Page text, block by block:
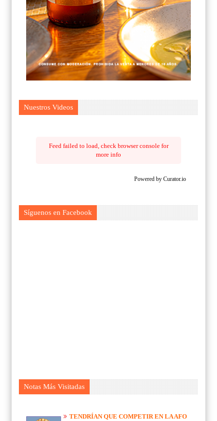
Nuestros Videos
Feed failed to load, check browser console for
more info
Powered by Curator.io
Síguenos en Facebook
Notas Más Visitadas
TENDRÍAN QUE COMPETIR EN LA AFO